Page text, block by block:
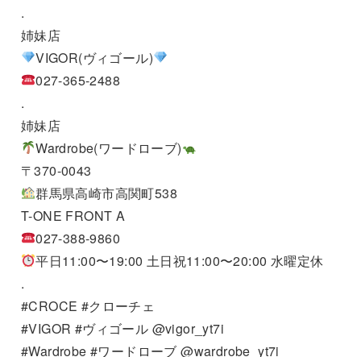
.
姉妹店
VIGOR(ヴィゴール)
027-365-2488
.
姉妹店
Wardrobe(ワードローブ)
〒370-0043
群馬県高崎市高関町538
T-ONE FRONT A
027-388-9860
平日11:00〜19:00 土日祝11:00〜20:00 水曜定休
.
#CROCE #クローチェ
#VIGOR #ヴィゴール @vigor_yt7i
#Wardrobe #ワードローブ @wardrobe_yt7i